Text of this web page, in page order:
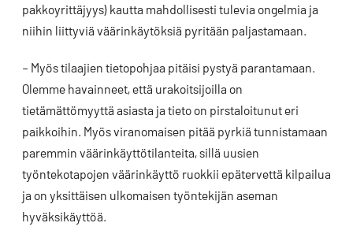
pakkoyrittäjyys) kautta mahdollisesti tulevia ongelmia ja
niihin liittyviä väärinkäytöksiä pyritään paljastamaan.
– Myös tilaajien tietopohjaa pitäisi pystyä parantamaan.
Olemme havainneet, että urakoitsijoilla on
tietämättömyyttä asiasta ja tieto on pirstaloitunut eri
paikkoihin. Myös viranomaisen pitää pyrkiä tunnistamaan
paremmin väärinkäyttötilanteita, sillä uusien
työntekotapojen väärinkäyttö ruokkii epätervettä kilpailua
ja on yksittäisen ulkomaisen työntekijän aseman
hyväksikäyttöä.